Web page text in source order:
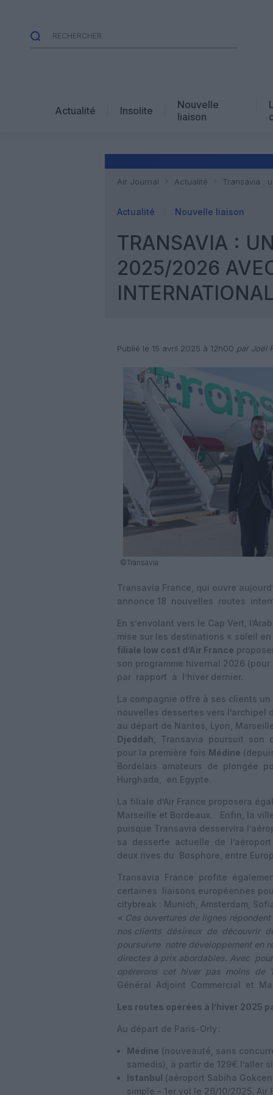
Actualité Insolite
Nouvelle
liaison
Air Journal Actualité Transavia :
Actualité Nouvelle liaison
TRANSAVIA :
2025/2026
Publié le 15 avril 2025 à 12h00 par Joël
©Transavia
Transavia France, qui ouvre
annonce 18 nouvelles routes
En s’envolant vers le Cap Vert,
mise sur les destinations « soleil
filiale low cost d’Air France
son programme hivernal 2026
par rapport à l’hiver dernier.
La compagnie offre à ses clients
nouvelles dessertes vers l’archipel
au départ de Nantes, Lyon,
Djeddah , Transavia poursuit son
pour la première fois Médine
Bordelais amateurs de plongée
Hurghada, en Egypte.
La filiale d’Air France proposera
Marseille et Bordeaux. Enfin, la
puisque Transavia desservira
sa desserte actuelle de l’aéroport
deux rives du Bosphore, entre
Transavia France profite
certaines liaisons européennes
citybreak : Munich, Amsterdam,
« Ces ouvertures de lignes
nos clients désireux de découvrir
poursuivre notre développement en
directes à prix abordables. Avec
opérerons cet hiver pas moins de
Général Adjoint Commercial et
Les routes opérées à l’hiver 2025
Au départ de Paris-Orly :
Médine (nouveauté, sans
samedis), à partir de 129€ l’aller
Istanbul (aéroport Sabiha
simple – 1er vol le 26/10/2025.